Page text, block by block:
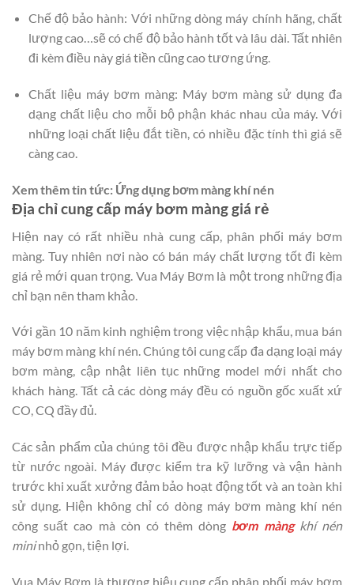
Chế độ bảo hành: Với những dòng máy chính hãng, chất
lượng cao…sẽ có chế độ bảo hành tốt và lâu dài. Tất nhiên
đi kèm điều này giá tiền cũng cao tương ứng.
Chất liệu máy bơm màng: Máy bơm màng sử dụng đa
dạng chất liệu cho mỗi bộ phận khác nhau của máy. Với
những loại chất liệu đắt tiền, có nhiều đặc tính thì giá sẽ
càng cao.
Xem thêm tin tức: Ứng dụng bơm màng khí nén
Địa chỉ cung cấp máy bơm màng giá rẻ
Hiện nay có rất nhiều nhà cung cấp, phân phối máy bơm
màng. Tuy nhiên nơi nào có bán máy chất lượng tốt đi kèm
giá rẻ mới quan trọng. Vua Máy Bơm là một trong những địa
chỉ bạn nên tham khảo.
Với gần 10 năm kinh nghiệm trong việc nhập khẩu, mua bán
máy bơm màng khí nén. Chúng tôi cung cấp đa dạng loại máy
bơm màng, cập nhật liên tục những model mới nhất cho
khách hàng. Tất cả các dòng máy đều có nguồn gốc xuất xứ
CO, CQ đầy đủ.
Các sản phẩm của chúng tôi đều được nhập khẩu trực tiếp
từ nước ngoài. Máy được kiểm tra kỹ lưỡng và vận hành
trước khi xuất xưởng đảm bảo hoạt động tốt và an toàn khi
sử dụng. Hiện không chỉ có dòng máy bơm màng khí nén
công suất cao mà còn có thêm dòng bơm màngkhí nén
mininhỏ gọn, tiện lợi.
Vua Máy Bơm là thương hiệu cung cấp phân phối máy bơm